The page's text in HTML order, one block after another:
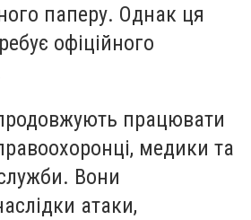
паперу. Однак ця
офіційного
працювати
медики та
Вони
атаки,